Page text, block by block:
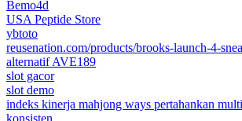
Bemo4d
USA Peptide Store
ybtoto
reusenation.com/products/brooks-launch-4-
alternatif AVE189
slot gacor
slot demo
indeks kinerja mahjong ways pertahankan
konsisten